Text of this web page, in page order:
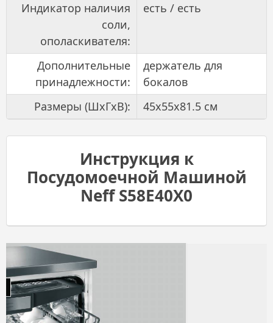
Индикатор наличия
соли,
ополаскивателя:
есть / есть
Дополнительные
принадлежности:
держатель для
бокалов
Размеры (ШхГхВ):
45x55x81.5 см
Инструкция к
Посудомоечной Машиной
Neff S58E40X0